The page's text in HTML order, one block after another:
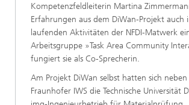
Kompetenzfeldleiterin Martina
Erfahrungen aus dem DiWan-Projekt auch
laufenden Aktivitäten der NFDI-Matwerk
Arbeitsgruppe »Task Area Community
fungiert sie als Co-Sprecherin.
Am Projekt DiWan selbst hatten sich
Fraunhofer IWS die Technische Universität